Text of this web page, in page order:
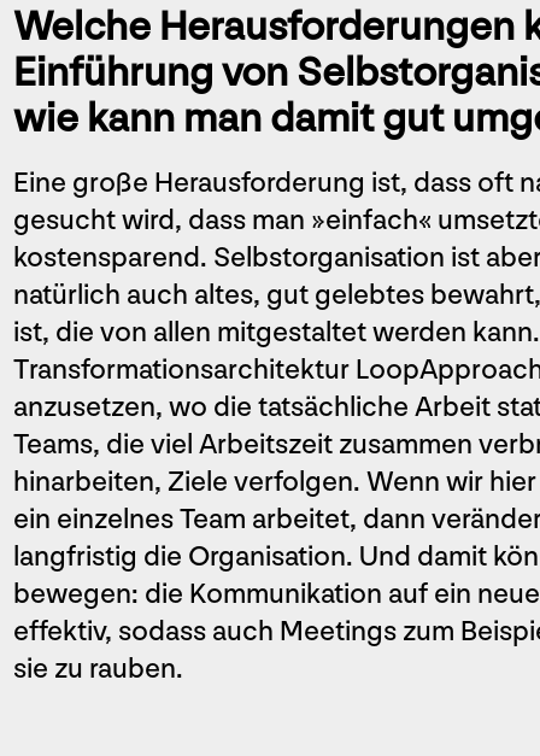
Welche Herausforderungen
Einführung von
wie kann man damit gut
Eine große Herausforderung ist, dass oft
gesucht wird, dass man »einfach«
kostensparend. Selbstorganisation ist
natürlich auch altes, gut gelebtes
ist, die von allen mitgestaltet werden
Transformationsarchitektur
anzusetzen, wo die tatsächliche Arbeit
Teams, die viel Arbeitszeit zusammen
hinarbeiten, Ziele verfolgen. Wenn wir
ein einzelnes Team arbeitet, dann
langfristig die Organisation. Und damit
bewegen: die Kommunikation auf ein
effektiv, sodass auch Meetings zum
sie zu rauben.